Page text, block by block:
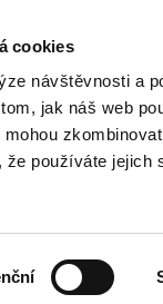
cookies
návštěvnosti a
jak náš web
používáte jejich
LIDSKÁ PRÁVA